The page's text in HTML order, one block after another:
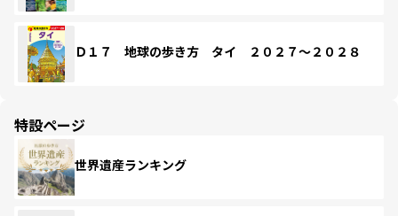
Ｄ１７ 地球の歩き方 タイ ２０２７～２０２８
特設ページ
世界遺産ランキング